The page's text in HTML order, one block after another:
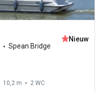
Spean Bridge
Nieuw
10,2 m 2 WC